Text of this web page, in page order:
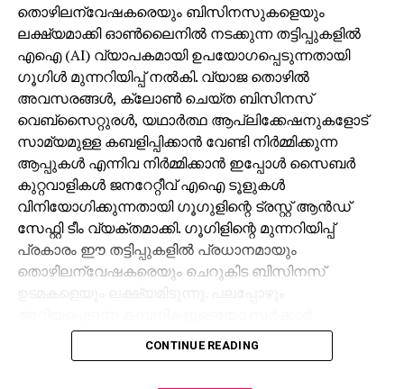
തൊഴിലന്വേഷകരെയും ബിസിനസുകളെയും
ലക്ഷ്യമാക്കി ഓണ്‍ലൈനില്‍ നടക്കുന്ന തട്ടിപ്പുകളില്‍
എഐ (AI) വ്യാപകമായി ഉപയോഗപ്പെടുന്നതായി
ഗൂഗിള്‍ മുന്നറിയിപ്പ് നല്‍കി. വ്യാജ തൊഴില്‍
അവസരങ്ങള്‍, ക്ലോണ്‍ ചെയ്ത ബിസിനസ്
വെബ്‌സൈറ്റുരള്‍, യഥാര്‍ത്ഥ ആപ്ലിക്കേഷനുകളോട്
സാമ്യമുള്ള കബളിപ്പിക്കാന്‍ വേണ്ടി നിര്‍മ്മിക്കുന്ന
ആപ്പുകള്‍ എന്നിവ നിര്‍മ്മിക്കാന്‍ ഇപ്പോള്‍ സൈബര്‍
കുറ്റവാളികള്‍ ജനറേറ്റീവ് എഐ ടൂളുകള്‍
വിനിയോഗിക്കുന്നതായി ഗൂഗുളിന്റെ ട്രസ്റ്റ് ആന്‍ഡ്
സേഫ്റ്റി ടീം വ്യക്തമാക്കി. ഗൂഗിളിന്റെ മുന്നറിയിപ്പ്
പ്രകാരം ഈ തട്ടിപ്പുകളില്‍ പ്രധാനമായും
തൊഴിലന്വേഷകരെയും ചെറുകിട ബിസിനസ്
ഏജന്‍സികളുടെയോ പേരില്‍ വ്യാജ ജോലി
ലിസ്റ്റിംഗുകള്‍ സൃഷ്ടിക്കപ്പെടുന്നു. ഇരകളോട്
CONTINUE READING